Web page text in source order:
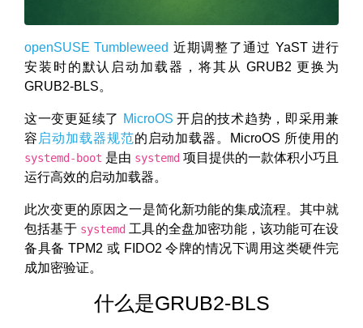
openSUSE Tumbleweed 近期调整了通过 YaST 进行
安装时的默认启动加载器，将其从 GRUB2 更换为
GRUB2-BLS。
这一变更延续了 MicroOS 开启的技术趋势，即采用兼
容 启动加载器规范的启动加载器。MicroOS 所使用的
systemd-boot 是由 systemd 项目提供的一款体积小巧且
运行高效的启动加载器。
此次变更的原因之一是简化新功能的集成流程。其中就
包括基于 systemd工具的全盘加密功能，该功能可在设
备具备 TPM2 或 FIDO2 令牌的情况下调用这类硬件完
成加密验证。
什么是GRUB2-BLS